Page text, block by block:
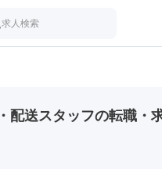
求人検索
配送スタッフの転職・